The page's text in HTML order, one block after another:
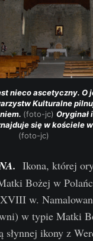
nieco ascetyczny. O
Kulturalne
(foto-jc) Oryginał
(foto-jc)
Ikona, której
Bożej w
w.
w typie Matki
ikony z